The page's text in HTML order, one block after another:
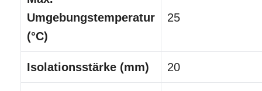
Umgebungstemperatur
(°C)
25
Isolationsstärke (mm) 20